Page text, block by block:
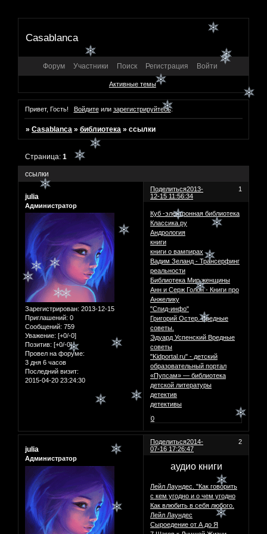
Casablanca
Форум Участники Поиск Регистрация Войти
Активные темы
Привет, Гость! Войдитеили зарегистрируйтесь.
»Casablanca »библиотека »ссылки
ссылки
Страница:1
Поделиться 1
2013-
12-15 11:56:34
julia
Администратор
Зарегистрирован: 2013-12-15
Приглашений: 0
Сообщений: 759
Уважение: [+0/-0]
Позитив: [+0/-0]
Провел на форуме:
3 дня 6 часов
Последний визит:
2015-04-20 23:24:30
Куб -электронная библиотека
Классика.ру
Андрология
книги
книги о вампирах
Вадим Зеланд - Трансерфинг
реальности
Библиотека Мир женщины
Анн и Серж Голон - Книги про
Анжелику
"Спид-инфо"
Григорий Остер. Вредные
советы.
Эдуард Успенский Вредные
советы
"Kidportal.ru" - детский
образовательный портал
«Пупсам» — библиотека
детской литературы
детектив
детективы
0
Поделиться 2
2014-
07-16 17:26:47
julia
Администратор
аудио книги
Лейл Лаундес. "Как говорить
с кем угодно и о чем угодно
Как влюбить в себя любого.
Лейл Лаундес
Сыроедение от А до Я